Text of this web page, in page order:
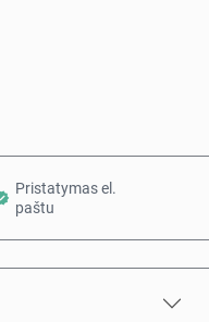
Pristatymas el.
paštu